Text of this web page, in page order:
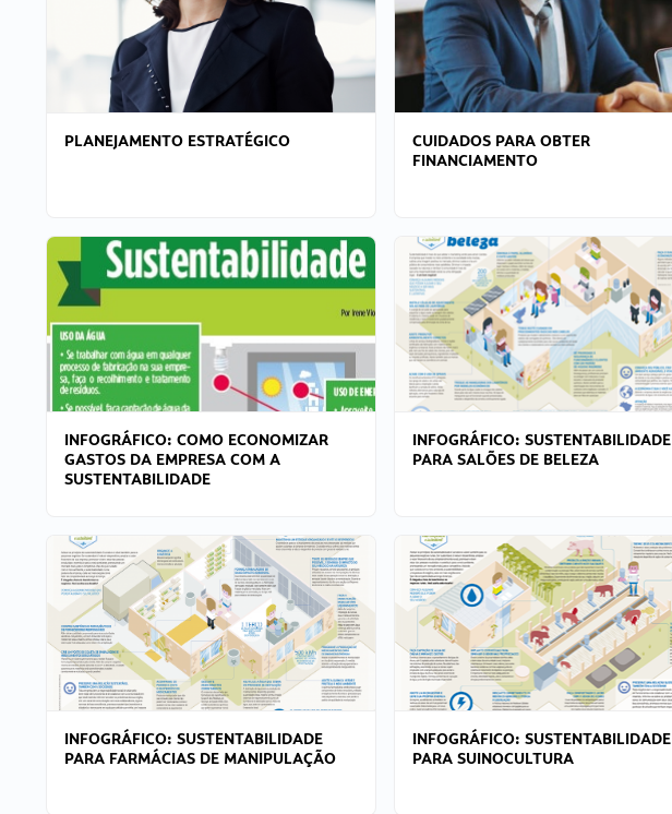
PLANEJAMENTO ESTRATÉGICO
CUIDADOS PARA OBTER
FINANCIAMENTO
INFOGRÁFICO: COMO ECONOMIZAR
GASTOS DA EMPRESA COM A
SUSTENTABILIDADE
INFOGRÁFICO: SUSTENTABILIDADE
PARA SALÕES DE BELEZA
INFOGRÁFICO: SUSTENTABILIDADE
PARA FARMÁCIAS DE MANIPULAÇÃO
INFOGRÁFICO: SUSTENTABILIDADE
PARA SUINOCULTURA